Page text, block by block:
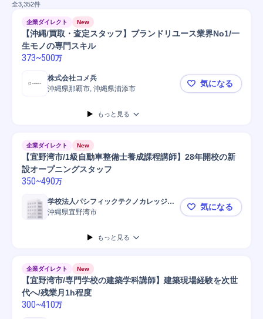
全3,352件
企業ダイレクト New
【沖縄/買取・査定スタッフ】ブランドリユース業界No1/一
生モノの専門スキル
373~500万
株式会社コメ兵
沖縄県那覇市, 沖縄県浦添市
【沖縄/買取
気になる
もっと見る
企業ダイレクト New
【宜野湾市/1級自動車整備士養成課程講師】28年開校の新
設オープニングスタッフ
350~490万
学校法人パシフィックテクノカレッジ学
園
沖縄県宜野湾市 【宜野湾市/
気になる
もっと見る
企業ダイレクト New
【宜野湾市/専門学校の建築学科講師】建築現場経験を次世
代へ/残業月1h程度
300~410万